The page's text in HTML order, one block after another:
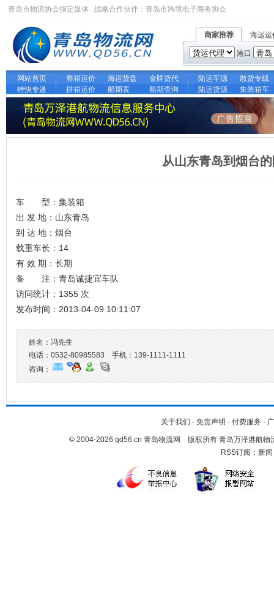
青岛市物流协会指定媒体 战略合作伙伴： 青岛市跨境电子商务协会
商家推荐 海运运
港口
网站首页 整箱运价 海运货盘 金牌货代 陆运车源
散货专线
特快专递
拼箱运价 船期表 船期查询 陆运货源 集装箱车
从山东青岛到烟台
车 型：集装箱
出 发 地：山东青岛
到 达 地：烟台
载重车长：14
有 效 期：长期
备 注：青岛诚捷宜车队
访问统计：1355 次
发布时间：2013-04-09 10:11:07
姓名：冯先生
电话：0532-80985583 手机： 139-1111-1111
咨询：
关于我们 - 免责声明 - 付费服务 -
© 2004-2026 qd56.cn 青岛物流网 版权所有 青岛万泽港航物
RSS订阅： 新闻